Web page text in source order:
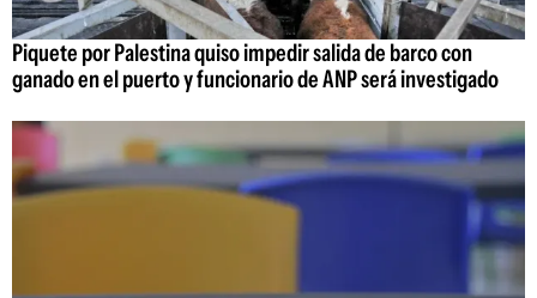
Piquete por Palestina quiso impedir salida de barco con
ganado en el puerto y funcionario de ANP será investigado